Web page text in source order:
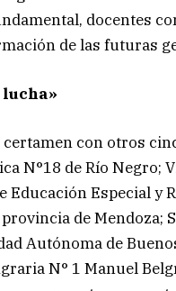
docentes
de las futuras
con otros
N°18 de Río Negro;
Especial y
de
Autónoma de
N° 1 Manuel